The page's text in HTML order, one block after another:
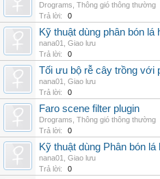
Drograms Thông gió thông thường
Trả lời:
0
Kỹ thuật dùng phân bón
nana01
Giao lưu
Trả lời:
0
Tối ưu bộ rễ cây trồng với
nana01
Giao lưu
Trả lời:
0
Faro scene filter plugin
Drograms Thông gió thông thường
Trả lời:
0
Kỹ thuật dùng Phân bón
nana01
Giao lưu
Trả lời:
0